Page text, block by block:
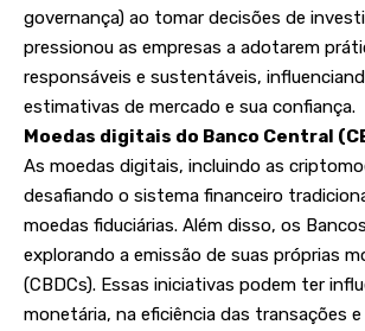
governança) ao tomar decisões de
pressionou as empresas a adotarem
responsáveis ​​e sustentáveis,
estimativas de mercado e sua confiança.
Moedas digitais do Banco Central
As moedas digitais, incluindo as
desafiando o sistema financeiro
moedas fiduciárias. Além disso, os
explorando a emissão de suas próprias
(CBDCs). Essas iniciativas podem ter
monetária, na eficiência das transações